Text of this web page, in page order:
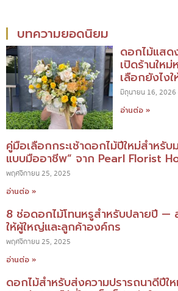
บทความยอดนิยม
ดอกไม้แสด
เปิดร้านให
เลือกยังไง
มิถุนายน 16, 2026
อ่านต่อ »
คู่มือเลือกกระเช้าดอกไม้ปีใหม่สำหรั
แบบมืออาชีพ” จาก Pearl Florist
พฤศจิกายน 25, 2025
อ่านต่อ »
8 ช่อดอกไม้โทนหรูสำหรับปลายปี —
ให้ผู้ใหญ่และลูกค้าองค์กร
พฤศจิกายน 25, 2025
อ่านต่อ »
ดอกไม้สำหรับส่งความปรารถนาดีปีใ